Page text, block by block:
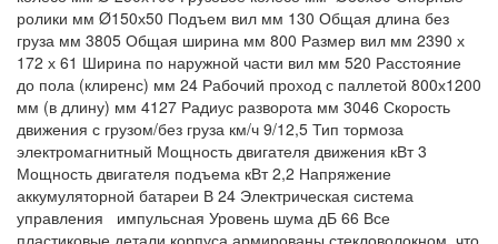
ролики мм Ø150х50 Подъем вил мм 130 Общая длина без
груза мм 3805 Общая ширина мм 800 Размер вил мм 2390 х
172 х 61 Ширина по наружной части вил мм 520 Расстояние
до пола (клиренс) мм 24 Рабочий проход с паллетой 800х1200
мм (в длину) мм 4127 Радиус разворота мм 3046 Скорость
движения с грузом/без груза км/ч 9/12,5 Тип тормоза
электромагнитный Мощность двигателя движения кВт 3
Мощность двигателя подъема кВт 2,2 Напряжение
аккумуляторной батареи В 24 Электрическая система
управления импульсная Уровень шума дБ 66 Все
пластиковые детали корпуса армированы стекловолокном, что